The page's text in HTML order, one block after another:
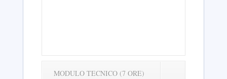
MODULO TECNICO (7 ORE)